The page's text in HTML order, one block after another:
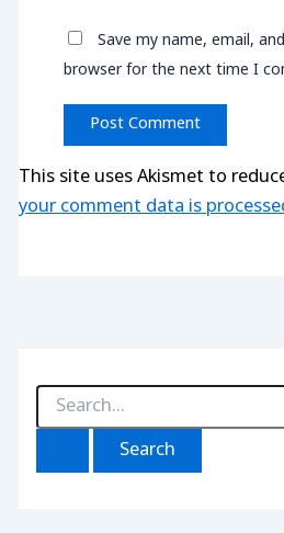
Save my name, email,
browser for the next time I
This site uses Akismet to
your comment data is
S